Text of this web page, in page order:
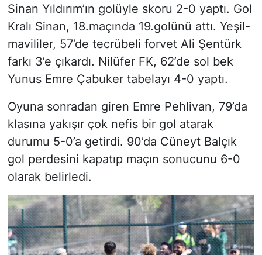
Sinan Yıldırım’ın golüyle skoru 2-0 yaptı. Gol
Kralı Sinan, 18.maçında 19.golünü attı. Yeşil-
mavililer, 57’de tecrübeli forvet Ali Şentürk
farkı 3’e çıkardı. Nilüfer FK, 62’de sol bek
Yunus Emre Çabuker tabelayı 4-0 yaptı.
Oyuna sonradan giren Emre Pehlivan, 79’da
klasına yakışır çok nefis bir gol atarak
durumu 5-0’a getirdi. 90’da Cüneyt Balçık
gol perdesini kapatıp maçın sonucunu 6-0
olarak belirledi.